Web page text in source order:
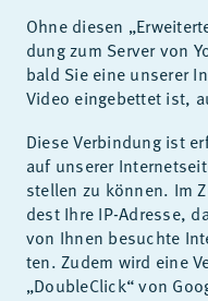
Ohne die­sen
dung zum Ser­ver von
bald Sie eine un­se­rer
Vi­deo ein­ge­bet­tet ist,
Die­se Ver­bin­dung ist
auf un­se­rer
stel­len zu kön­nen. Im
dest Ihre IP-Adres­se,
von Ih­nen be­such­te
ten. Zu­dem wird eine
„Dou­ble­Click“ von